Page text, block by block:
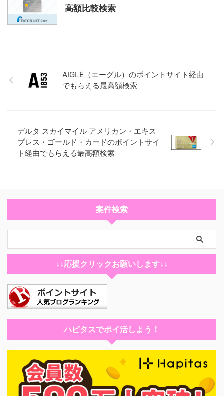
高額比較検索
AIGLE（エーグル）のポイントサイト経由
でもらえる最高額検索
デルタ スカイマイル アメリカン・エキス
プレス・ゴールド・カードのポイントサイ
ト経由でもらえる最高額検索
案件検索
↓↓応援クリックお願いします↓↓
ハピタスでポイ活しよう！